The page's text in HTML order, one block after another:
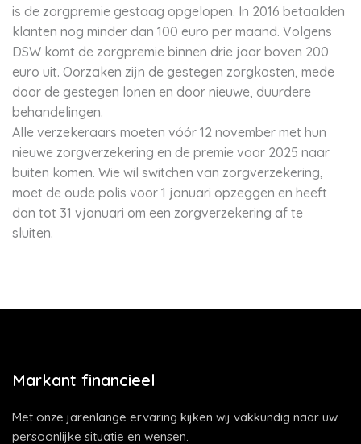
is de zorgpremie gestaag opgelopen. In 2016 betaalden
klanten nog minder dan 100 euro per maand. Volgens
DSW komt de zorgpremie binnen drie jaar boven 200
euro uit. Oorzaken zijn de gestegen zorgkosten, mede
door de gestegen lonen en door nieuwe, duurdere
behandelingen.
Alle verzekeraars moeten vóór 12 november met hun
nieuwe zorgverzekering en de premie voor 2025 naar
buiten komen. Wie wil switchen van zorgverzekering,
moet de oude polis voor 1 januari opzeggen en heeft
dan tot 31 vjanuari om een zorgverzekering af te
sluiten.
Markant financieel
Met onze jarenlange ervaring kijken wij vakkundig naar uw
persoonlijke situatie en wensen.